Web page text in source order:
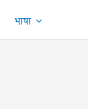
भाषा